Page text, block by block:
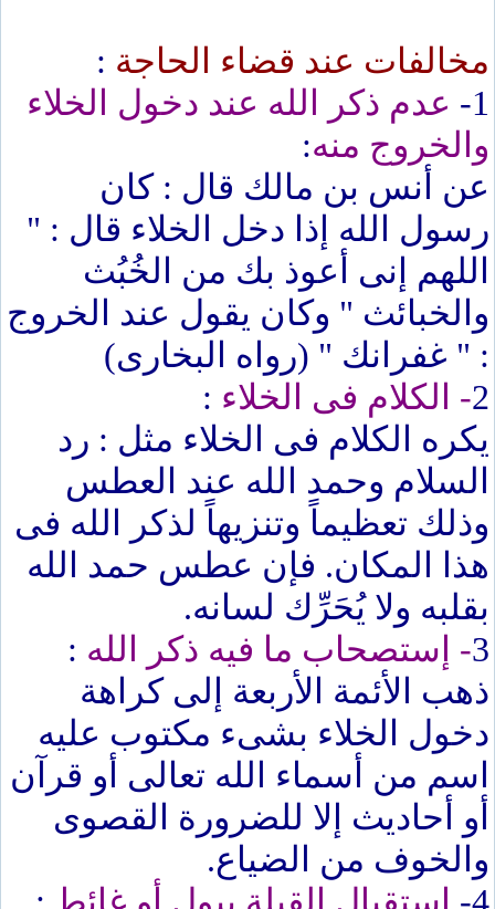
مخالفات عند قضاء الحاجة :
1-
عدم ذكر الله عند دخول الخلاء
والخروج منه:
عن أنس بن مالك قال : كان
رسول الله إذا دخل الخلاء قال : "
اللهم إنى أعوذ بك من الخُبُث
والخبائث " وكان يقول عند الخروج
: " غفرانك " (رواه البخارى)
2- الكلام فى الخلاء :
يكره الكلام فى الخلاء مثل : رد
السلام وحمد الله عند العطس
وذلك تعظيماً وتنزيهاً لذكر الله فى
هذا المكان. فإن عطس حمد الله
بقلبه ولا يُحَرِّك لسانه.
3- إستصحاب ما فيه ذكر الله :
ذهب الأئمة الأربعة إلى كراهة
دخول الخلاء بشىء مكتوب عليه
اسم من أسماء الله تعالى أو قرآن
أو أحاديث إلا للضرورة القصوى
والخوف من الضياع.